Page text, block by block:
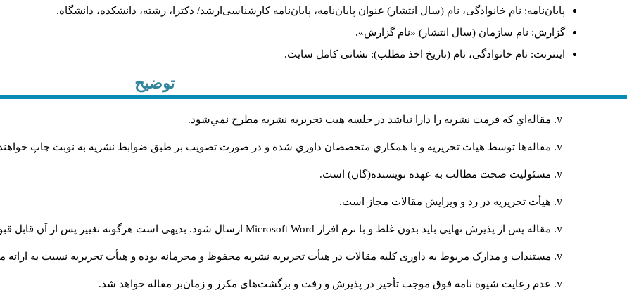
پایان‌نامه: نام خانوادگی، نام (سال انتشار) عنوان پایان‌نامه، پایان‌نامه کارشناسی‌ارشد/ دکترا، رشته، دانشکده، دانشگاه.
گزارش: نام سازمان (سال انتشار) «نام گزارش».
اینترنت: نام خانوادگی، نام (تاریخ اخذ مطلب): نشانی کامل سایت.
توضیح
مقاله‌اي كه فرمت نشريه را دارا نباشد در جلسه هيت تحريريه نشريه مطرح نمي‌شود.
مقاله‌ها توسط هیات تحريريه و با همکاري متخصصان داوري شده و در صورت تصويب بر طبق ضوابط نشريه به نوبت چاپ
مسئوليت صحت مطالب به عهده نويسنده(گان) است.
هيأت تحريريه در رد و ويرايش مقالات مجاز است.
مقاله پس از پذيرش نهايي باید بدون غلط و با نرم افزار Microsoft Word ارسال شود. بدیهی است هرگونه تغییر پس از آن قابل
مستندات و مدارک مربوط به داوری کلیه مقالات در هیأت تحریریه نشریه محفوظ و محرمانه بوده و هیأت تحریریه نسبت به ارائه
عدم رعایت شیوه نامه فوق موجب تأخیر در پذیرش و رفت و برگشت‌‌های مکرر و زمان‌بر مقاله خواهد شد.